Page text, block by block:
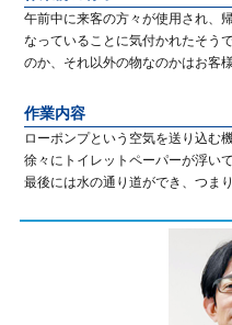
午前中に来客の方々が使用され、
なっていることに気付かれたそう
のか、それ以外の物なのかはお客
作業内容
ローポンプという空気を送り込む
徐々にトイレットペーパーが浮い
最後には水の通り道ができ、つま